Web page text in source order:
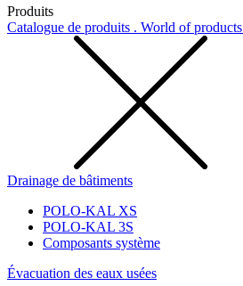
Produits
Catalogue de produits . World of products
Drainage de bâtiments
POLO-KAL XS
POLO-KAL 3S
Composants système
Évacuation des eaux usées